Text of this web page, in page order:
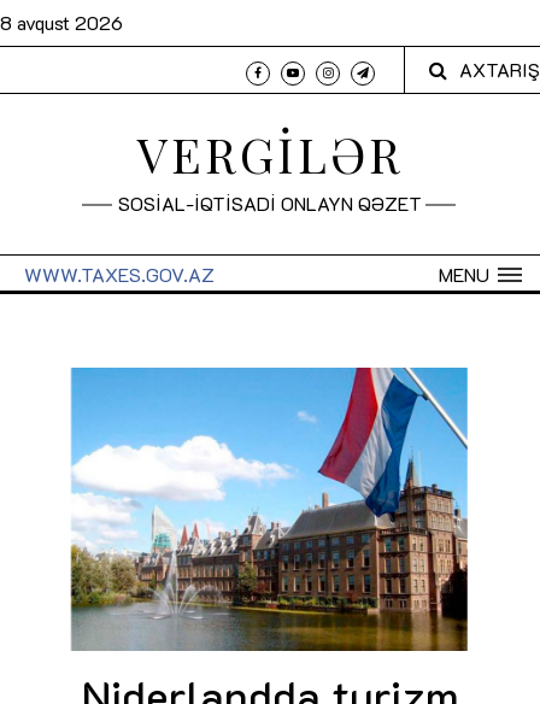
8 avqust 2026
AXTARIŞ
VERGİLƏR
SOSİAL-İQTİSADİ ONLAYN QƏZET
MENU
WWW.TAXES.GOV.AZ